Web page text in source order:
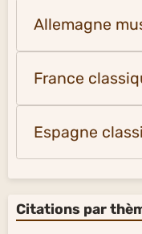
Allemagne
France
Espagne
Citations par